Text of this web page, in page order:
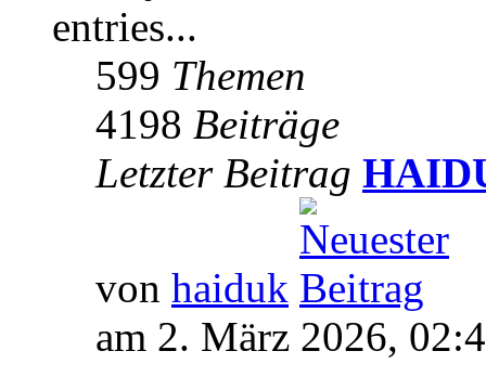
entries...
599 Themen
4198 Beiträge
Letzter Beitrag
von haiduk
am 2. März 2026,